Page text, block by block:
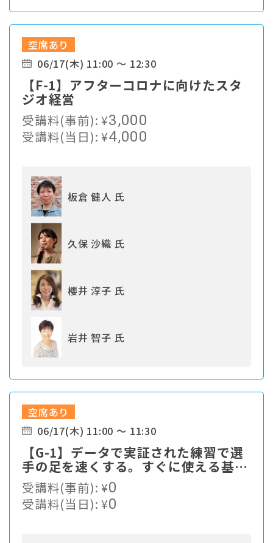
空席あり
06/17(木) 11:00 ～ 12:30
【F-1】アフターコロナに向けたスタ
ジオ経営
受講料(事前):¥3,000
受講料(当日):¥4,000
板倉 健人 氏
久保 沙織 氏
櫻井 淳子 氏
岩井 智子 氏
空席あり
06/17(木) 11:00 ～ 11:30
【G-1】データで実証された練習で選
手の足を速くする。すぐに使える基本
をお伝えします。
受講料(事前):¥0
受講料(当日):¥0